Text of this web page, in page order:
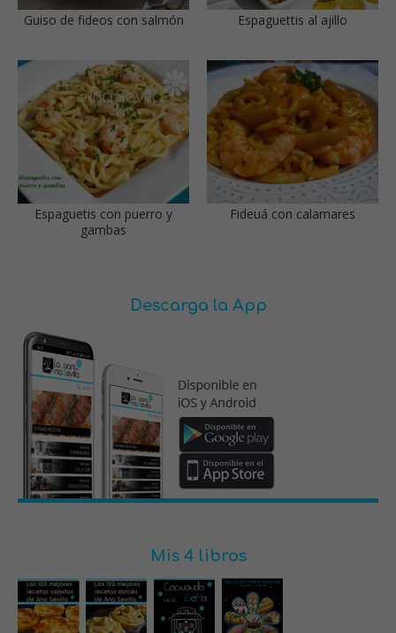
Guiso de fideos con salmón Espaguettis al ajillo
Espaguetis con puerro y
gambas
Fideuá con calamares
Descarga la App
Mis 4 libros